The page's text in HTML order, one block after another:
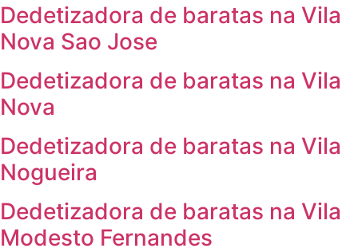
Dedetizadora de baratas na Vila
Nova Sao Jose
Dedetizadora de baratas na Vila
Nova
Dedetizadora de baratas na Vila
Nogueira
Dedetizadora de baratas na Vila
Modesto Fernandes